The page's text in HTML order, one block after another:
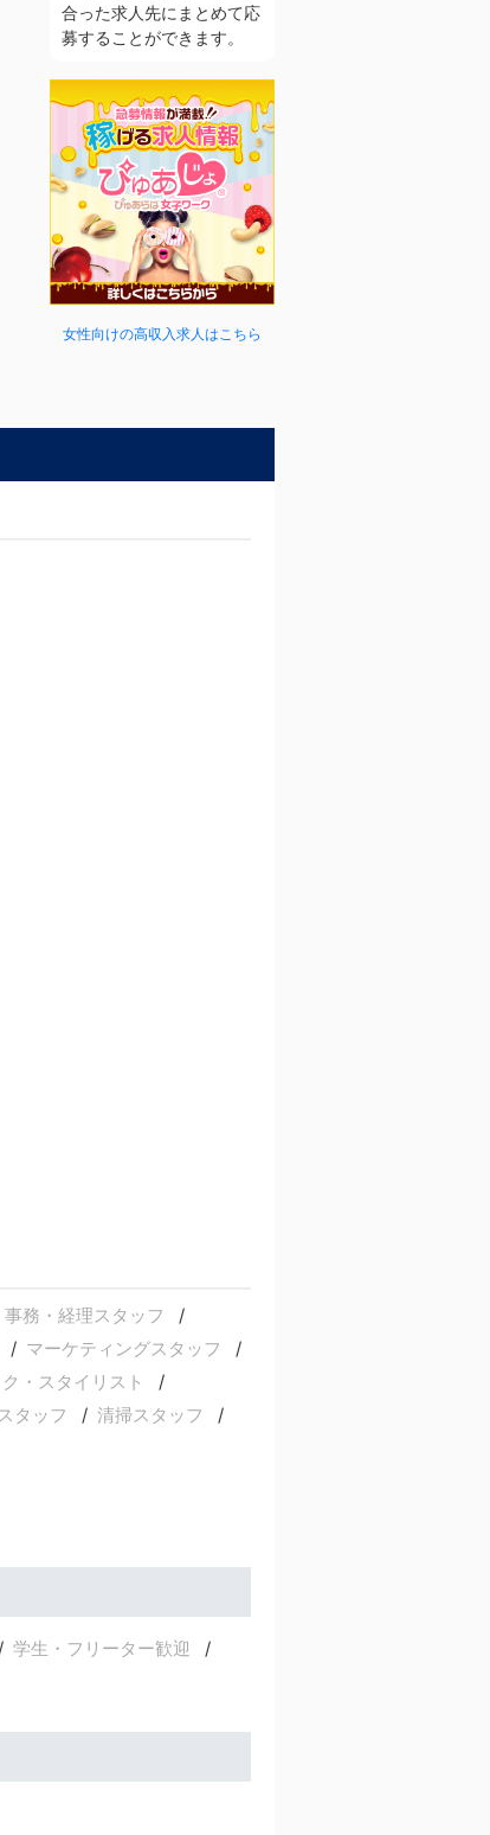
合った求人先にまとめて応
募することができます。
女性向けの高収入求人はこちら
事務・経理スタッフ
マーケティングスタッフ
・スタイリスト
タッフ
清掃スタッフ
学生・フリーター歓迎